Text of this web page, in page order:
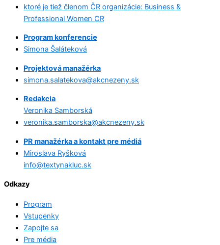
ktoré je tiež členom ČR organizácie: Business &
Professional Women CR
Program konferencie
Simona Šaláteková
Projektová manažérka
simona.salatekova@akcnezeny.sk
Redakcia
Veronika Samborská
veronika.samborska@akcnezeny.sk
PR manažérka a kontakt pre médiá
Miroslava Ryšková
info@textynakluc.sk
Odkazy
Program
Vstupenky
Zapojte sa
Pre média